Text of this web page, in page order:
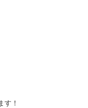
す！